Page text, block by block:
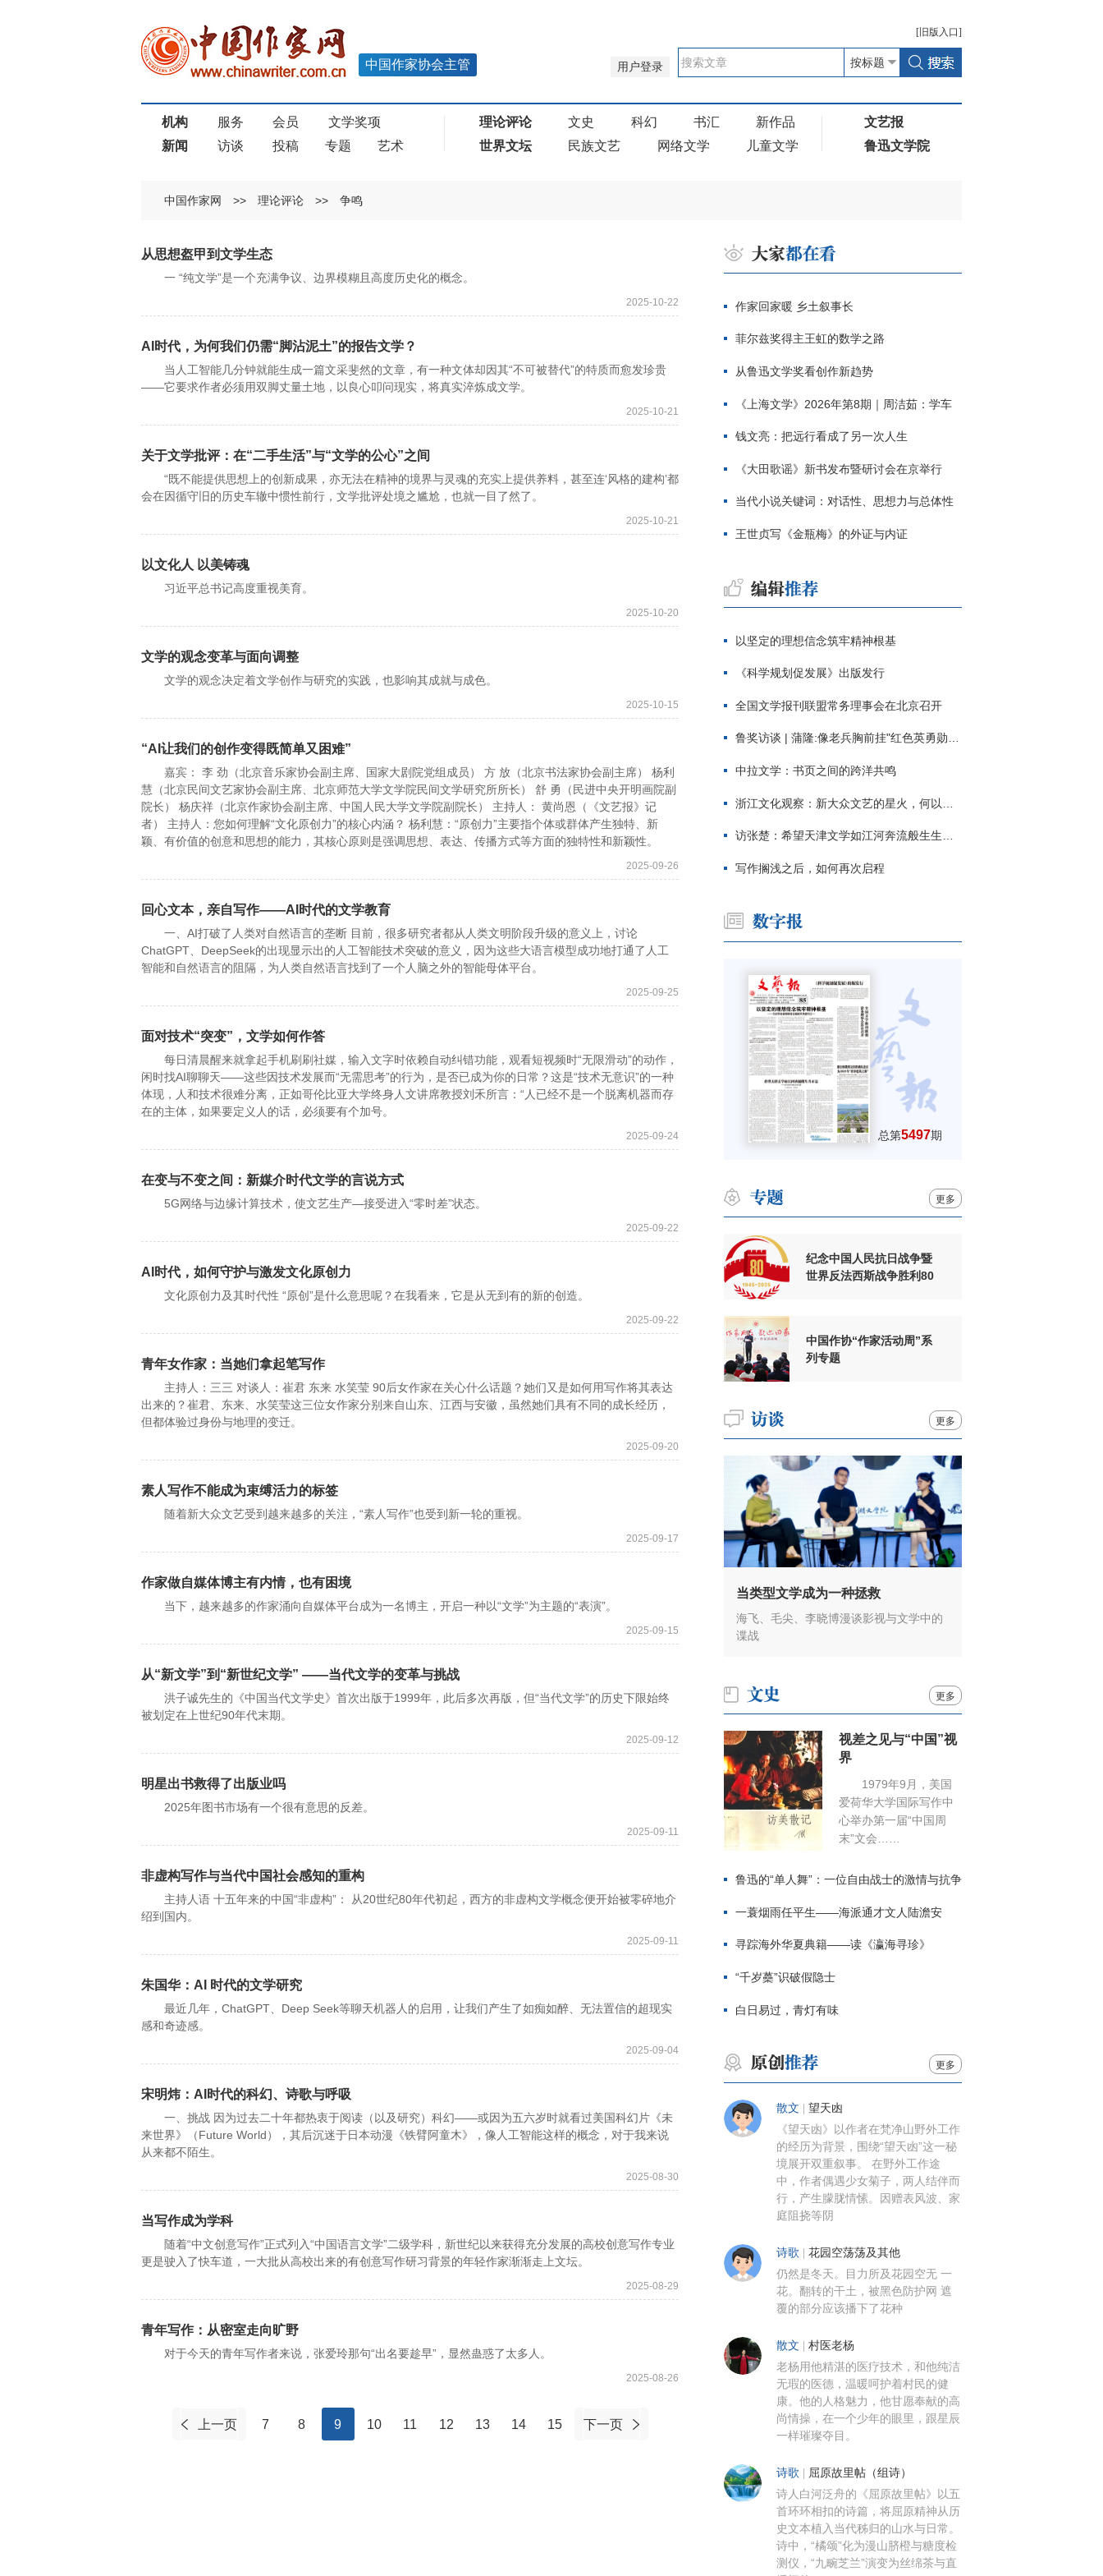
[ 旧版 入口]
用户登录
中国作家协会主管
机构 服务 会员
文学奖项
新闻
访谈 投稿 专题 艺术
理论评论 文史 科幻 书汇
新作品
世界文坛
民族文艺 网络文学 儿童文学
文艺报
鲁迅文学院
中国作家网 >> 理论评论 >> 争鸣
从思想盔甲到文学生态
一 “纯文学”是一个充满争议、边界模糊且高度历史化的概念。
2025-10-22
AI时代，为何我们仍需“脚沾泥土”的报告文学？
当人工智能几分钟就能生成一篇文采斐然的文章，有一种文体却因其“不可被替代”的特质而愈发珍贵
——它要求作者必须用双脚丈量土地，以良心叩问现实，将真实淬炼成文学。
2025-10-21
关于文学批评：在“二手生活”与“文学的公心”之间
“既不能提供思想上的创新成果，亦无法在精神的境界与灵魂的充实上提供养料，甚至连‘风格的建构’都
会在因循守旧的历史车辙中惯性前行，文学批评处境之尴尬，也就一目了然了。
2025-10-21
以文化人 以美铸魂
习近平总书记高度重视美育。
2025-10-20
文学的观念变革与面向调整
文学的观念决定着文学创作与研究的实践，也影响其成就与成色。
2025-10-15
“AI让我们的创作变得既简单又困难”
嘉宾： 李 劲（北京音乐家协会副主席、国家大剧院党组成员） 方 放（北京书法家协会副主席） 杨利
慧（北京民间文艺家协会副主席、北京师范大学文学院民间文学研究所所长） 舒 勇（民进中央开明画院副
院长） 杨庆祥（北京作家协会副主席、中国人民大学文学院副院长） 主持人： 黄尚恩（《文艺报》记
者） 主持人：您如何理解“文化原创力”的核心内涵？ 杨利慧：“原创力”主要指个体或群体产生独特、新
颖、有价值的创意和思想的能力，其核心原则是强调思想、表达、传播方式等方面的独特性和新颖性。
2025-09-26
回心文本，亲自写作——AI时代的文学教育
一、AI打破了人类对自然语言的垄断 目前，很多研究者都从人类文明阶段升级的意义上，讨论
ChatGPT、DeepSeek的出现显示出的人工智能技术突破的意义，因为这些大语言模型成功地打通了人工
智能和自然语言的阻隔，为人类自然语言找到了一个人脑之外的智能母体平台。
2025-09-25
面对技术“突变”，文学如何作答
每日清晨醒来就拿起手机刷刷社媒，输入文字时依赖自动纠错功能，观看短视频时“无限滑动”的动作，
闲时找AI聊聊天——这些因技术发展而“无需思考”的行为，是否已成为你的日常？这是“技术无意识”的一种
体现，人和技术很难分离，正如哥伦比亚大学终身人文讲席教授刘禾所言：“人已经不是一个脱离机器而存
在的主体，如果要定义人的话，必须要有个加号。
2025-09-24
在变与不变之间：新媒介时代文学的言说方式
5G网络与边缘计算技术，使文艺生产—接受进入“零时差”状态。
2025-09-22
AI时代，如何守护与激发文化原创力
文化原创力及其时代性 “原创”是什么意思呢？在我看来，它是从无到有的新的创造。
2025-09-22
青年女作家：当她们拿起笔写作
主持人：三三 对谈人：崔君 东来 水笑莹 90后女作家在关心什么话题？她们又是如何用写作将其表达
出来的？崔君、东来、水笑莹这三位女作家分别来自山东、江西与安徽，虽然她们具有不同的成长经历，
但都体验过身份与地理的变迁。
2025-09-20
素人写作不能成为束缚活力的标签
随着新大众文艺受到越来越多的关注，“素人写作”也受到新一轮的重视。
2025-09-17
作家做自媒体博主有内情，也有困境
当下，越来越多的作家涌向自媒体平台成为一名博主，开启一种以“文学”为主题的“表演”。
2025-09-15
从“新文学”到“新世纪文学” ——当代文学的变革与挑战
洪子诚先生的《中国当代文学史》首次出版于1999年，此后多次再版，但“当代文学”的历史下限始终
被划定在上世纪90年代末期。
2025-09-12
明星出书救得了出版业吗
2025年图书市场有一个很有意思的反差。
2025-09-11
非虚构写作与当代中国社会感知的重构
主持人语 十五年来的中国“非虚构”： 从20世纪80年代初起，西方的非虚构文学概念便开始被零碎地介
绍到国内。
2025-09-11
朱国华：AI 时代的文学研究
最近几年，ChatGPT、Deep Seek等聊天机器人的启用，让我们产生了如痴如醉、无法置信的超现实
感和奇迹感。
2025-09-04
宋明炜：AI时代的科幻、诗歌与呼吸
一、挑战 因为过去二十年都热衷于阅读（以及研究）科幻——或因为五六岁时就看过美国科幻片《未
来世界》（Future World），其后沉迷于日本动漫《铁臂阿童木》，像人工智能这样的概念，对于我来说
从来都不陌生。
2025-08-30
当写作成为学科
随着“中文创意写作”正式列入“中国语言文学”二级学科，新世纪以来获得充分发展的高校创意写作专业
更是驶入了快车道，一大批从高校出来的有创意写作研习背景的年轻作家渐渐走上文坛。
2025-08-29
青年写作：从密室走向旷野
对于今天的青年写作者来说，张爱玲那句“出名要趁早”，显然蛊惑了太多人。
2025-08-26
上一页 7 8 9 10 11 12 13 14 15 下一页
作家回家暖 乡土叙事长
菲尔兹奖得主王虹的数学之路
从鲁迅文学奖看创作新趋势
《上海文学》2026年第8期｜周洁茹：学车
钱文亮：把远行看成了另一次人生
《大田歌谣》新书发布暨研讨会在京举行
当代小说关键词：对话性、思想力与总体性
王世贞写《金瓶梅》的外证与内证
以坚定的理想信念筑牢精神根基
《科学规划促发展》出版发行
全国文学报刊联盟常务理事会在北京召开
鲁奖访谈 | 蒲隆:像老兵胸前挂"红色英勇勋章"
中拉文学：书页之间的跨洋共鸣
浙江文化观察：新大众文艺的星火，何以燎原？
访张楚：希望天津文学如江河奔流般生生不息
写作搁浅之后，如何再次启程
总第5497期
更多
纪念中国人民抗日战争暨
世界反法西斯战争胜利80
中国作协“作家活动周”系
列专题
更多
当类型文学成为一种拯救
海飞、毛尖、李晓博漫谈影视与文学中的
谍战
更多
视差之见与“中国”视
界
1979年9月，美国
爱荷华大学国际写作中
心举办第一届“中国周
末”文会……
鲁迅的“单人舞”：一位自由战士的激情与抗争
一蓑烟雨任平生——海派通才文人陆澹安
寻踪海外华夏典籍——读《瀛海寻珍》
“千岁蘽”识破假隐士
白日易过，青灯有味
更多
散文 望天凼
《望天凼》以作者在梵净山野外工作
的经历为背景，围绕“望天凼”这一秘
境展开双重叙事。 在野外工作途
中，作者偶遇少女菊子，两人结伴而
行，产生朦胧情愫。因赠表风波、家
庭阻挠等阴
诗歌 花园空荡荡及其他
仍然是冬天。目力所及花园空无 一
花。翻转的干土，被黑色防护网 遮
覆的部分应该播下了花种
散文 村医老杨
老杨用他精湛的医疗技术，和他纯洁
无瑕的医德，温暖呵护着村民的健
康。他的人格魅力，他甘愿奉献的高
尚情操，在一个少年的眼里，跟星辰
一样璀璨夺目。
诗歌 屈原故里帖（组诗）
诗人白河泛舟的《屈原故里帖》以五
首环环相扣的诗篇，将屈原精神从历
史文本植入当代秭归的山水与日常。
诗中，“橘颂”化为漫山脐橙与糖度检
测仪，“九畹芝兰”演变为丝绵茶与直